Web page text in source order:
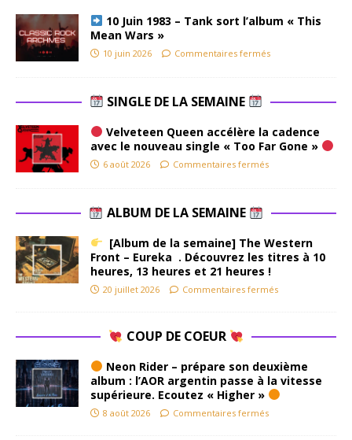
10 Juin 1983 – Tank sort l’album « This
Mean Wars »
10 juin 2026 Commentaires fermés
SINGLE DE LA SEMAINE
Velveteen Queen accélère la cadence
avec le nouveau single « Too Far Gone »
6 août 2026 Commentaires fermés
ALBUM DE LA SEMAINE
[Album de la semaine] The Western
Front – Eureka . Découvrez les titres à 10
heures, 13 heures et 21 heures !
20 juillet 2026 Commentaires fermés
COUP DE COEUR
Neon Rider – prépare son deuxième
album : l’AOR argentin passe à la vitesse
supérieure. Ecoutez « Higher »
8 août 2026 Commentaires fermés